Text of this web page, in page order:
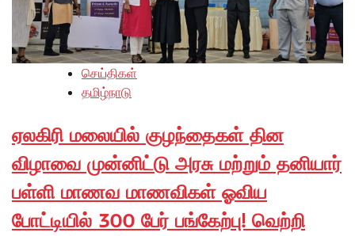
செய்திகள்
தமிழ்நாடு
ஏலகிரி மலையில் குழந்தைகள் தின
விழாவை முன்னிட்டு அரசு மற்றும் தனியார்
பள்ளி மாணவ மாணவிகள் ஓவிய
போட்டியில் 300 பேர் பங்கேற்பு! வெற்றி